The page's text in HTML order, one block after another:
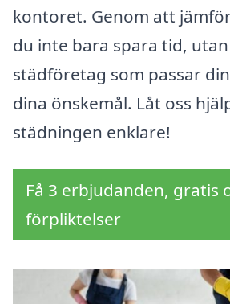
kontoret. Genom att
du inte bara spara tid,
städföretag som passar
dina önskemål. Låt oss
städningen enklare!
Få 3 erbjudanden, gratis
förpliktelser